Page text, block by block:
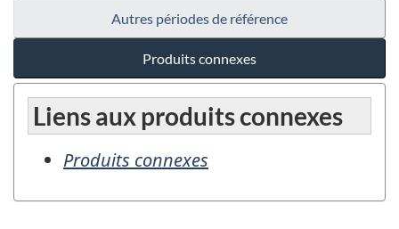
Autres périodes de référence
Produits connexes
Liens aux produits connexes
Produits connexes